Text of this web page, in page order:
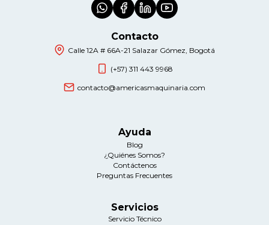
Contacto
Calle 12A # 66A-21 Salazar Gómez, Bogotá
(+57) 311 443 9968
contacto@americasmaquinaria.com
Ayuda
Blog
¿Quiénes Somos?
Contáctenos
Preguntas Frecuentes
Servicios
Servicio Técnico